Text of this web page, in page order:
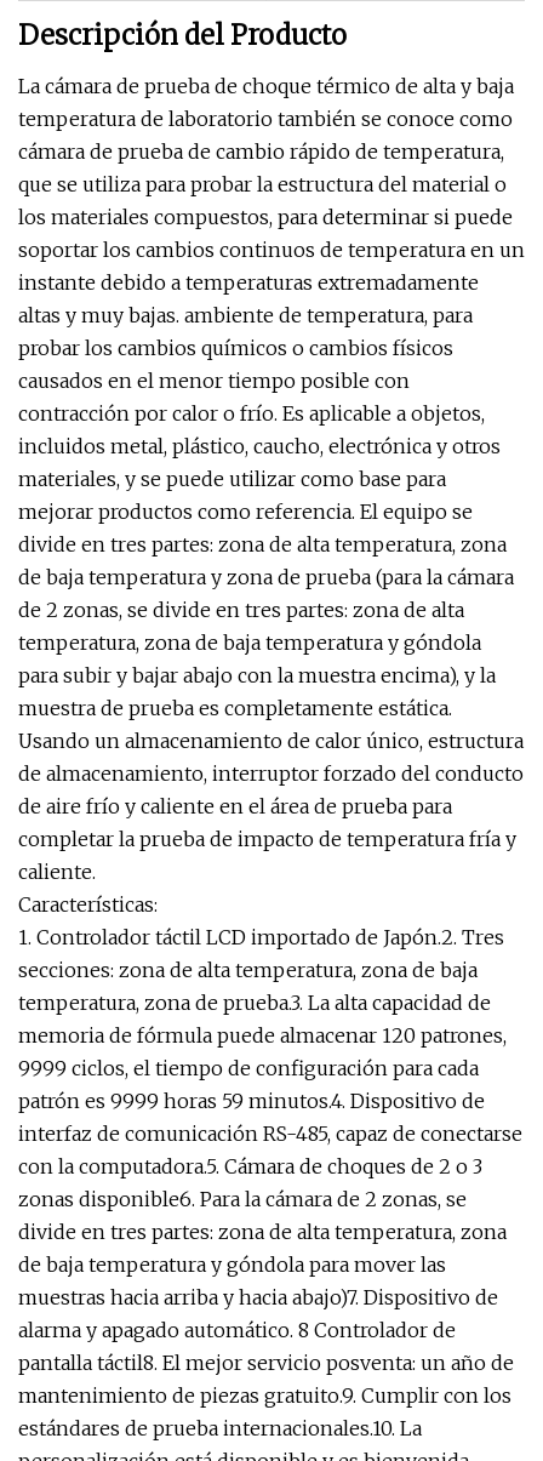
Descripción del Producto
La cámara de prueba de choque térmico de alta y baja
temperatura de laboratorio también se conoce como
cámara de prueba de cambio rápido de temperatura,
que se utiliza para probar la estructura del material o
los materiales compuestos, para determinar si puede
soportar los cambios continuos de temperatura en un
instante debido a temperaturas extremadamente
altas y muy bajas. ambiente de temperatura, para
probar los cambios químicos o cambios físicos
causados ​​​​en el menor tiempo posible con
contracción por calor o frío. Es aplicable a objetos,
incluidos metal, plástico, caucho, electrónica y otros
materiales, y se puede utilizar como base para
mejorar productos como referencia. El equipo se
divide en tres partes: zona de alta temperatura, zona
de baja temperatura y zona de prueba (para la cámara
de 2 zonas, se divide en tres partes: zona de alta
temperatura, zona de baja temperatura y góndola
para subir y bajar abajo con la muestra encima), y la
muestra de prueba es completamente estática.
Usando un almacenamiento de calor único, estructura
de almacenamiento, interruptor forzado del conducto
de aire frío y caliente en el área de prueba para
completar la prueba de impacto de temperatura fría y
caliente.
Características:
1. Controlador táctil LCD importado de Japón.2. Tres
secciones: zona de alta temperatura, zona de baja
temperatura, zona de prueba.3. La alta capacidad de
memoria de fórmula puede almacenar 120 patrones,
9999 ciclos, el tiempo de configuración para cada
patrón es 9999 horas 59 minutos.4. Dispositivo de
interfaz de comunicación RS-485, capaz de conectarse
con la computadora.5. Cámara de choques de 2 o 3
zonas disponible6. Para la cámara de 2 zonas, se
divide en tres partes: zona de alta temperatura, zona
de baja temperatura y góndola para mover las
muestras hacia arriba y hacia abajo)7. Dispositivo de
alarma y apagado automático. 8 Controlador de
pantalla táctil8. El mejor servicio posventa: un año de
mantenimiento de piezas gratuito.9. Cumplir con los
estándares de prueba internacionales.10. La